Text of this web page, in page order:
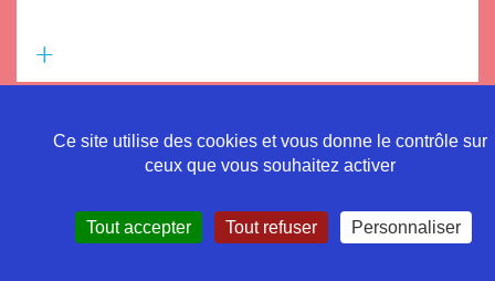
En
Mentions légales
Ce site utilise des cookies et vous donne le contrôle sur
ceux que vous souhaitez activer
Tout accepter Tout refuser Personnaliser